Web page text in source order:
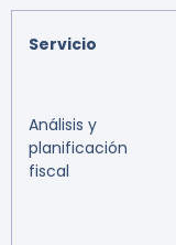
Servicio
Análisis y
planificación
fiscal